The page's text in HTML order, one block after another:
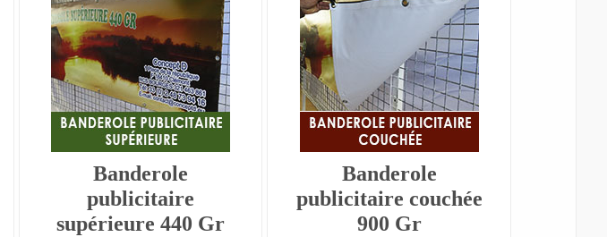
Banderole
publicitaire
supérieure 440 Gr
Banderole
publicitaire couchée
900 Gr